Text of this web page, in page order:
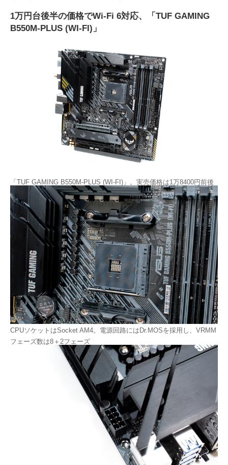
1万円台後半の価格でWi-Fi 6対応、「TUF GAMING
B550M-PLUS (WI-FI)」
「TUF GAMING B550M-PLUS (WI-FI)」。実売価格は1万8400円前後
CPUソケットはSocket AM4。電源回路にはDr.MOSを採用し、VRMM
フェーズ数は8＋2フェーズ